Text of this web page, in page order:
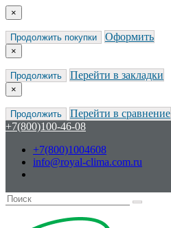
×
Продолжить покупки Оформить
×
Продолжить Перейти в закладки
×
Продолжить
Перейти в сравнение
+7(800)100-46-08
+7(800)1004608
info@royal-clima.com.ru